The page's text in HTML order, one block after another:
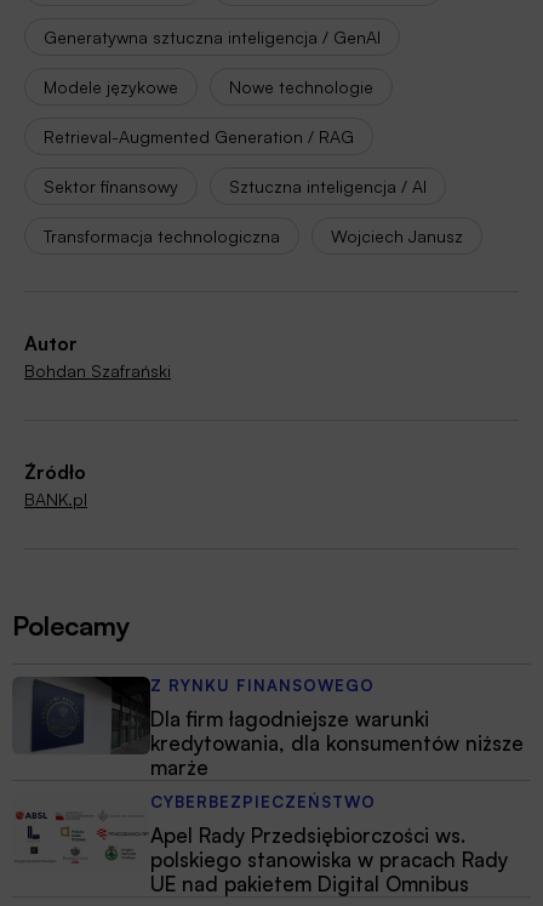
Generatywna sztuczna inteligencja / GenAI
Modele językowe Nowe technologie
Retrieval-Augmented Generation / RAG
Sektor finansowy Sztuczna inteligencja / AI
Transformacja technologiczna Wojciech Janusz
Autor
Bohdan Szafrański
Źródło
BANK.pl
Polecamy
Z RYNKU FINANSOWEGO
Dla firm łagodniejsze warunki
kredytowania, dla konsumentów niższe
marże
CYBERBEZPIECZEŃSTWO
Apel Rady Przedsiębiorczości ws.
polskiego stanowiska w pracach Rady
UE nad pakietem Digital Omnibus